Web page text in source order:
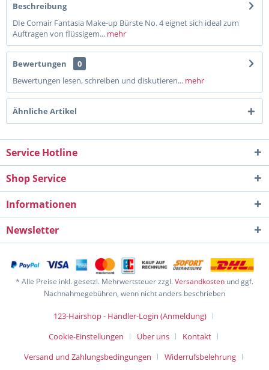
Beschreibung
DIe Comair Fantasia Make-up Bürste No. 4 eignet sich ideal zum
Auftragen von flüssigem... mehr
Bewertungen
0
Bewertungen lesen, schreiben und diskutieren... mehr
Ähnliche Artikel
Service Hotline
Shop Service
Informationen
Newsletter
* Alle Preise inkl. gesetzl. Mehrwertsteuer zzgl.Versandkosten und ggf.
Nachnahmegebühren, wenn nicht anders beschrieben
123-Hairshop - Händler-Login (Anmeldung)
Cookie-Einstellungen
Über uns
Kontakt
Versand und Zahlungsbedingungen
Widerrufsbelehrung